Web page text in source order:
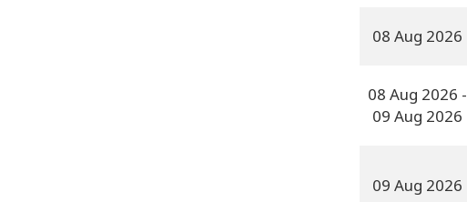
08 Aug 2026
08 Aug 2026 -
09 Aug 2026
09 Aug 2026